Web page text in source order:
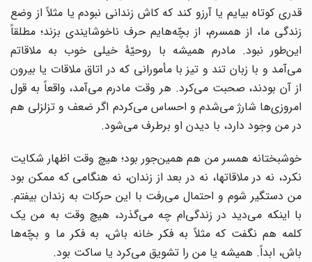
قدری کوتاه بیایم یا آرزو کند که کاش زندانی نبودم یا مثلاً از وضع
زندگی ما، از همسرم، از بچّه‌هایم حرف ناخوشایندی بزند؛ مطلقاً
این‌طور نبود. مادرم همیشه با روحیّۀ خیلی خوب به ملاقاتم
می‌آمد و با زبان تند و تیز با مأمورانی که در اتاق ملاقات یا بیرون
از آن بودند، صحبت می‌کرد. هر وقت مادرم می‌آمد، واقعاً به قول
امروزی‌ها شارژ می‌شدم و احساس می‌کردم اگر ضعف و تزلزلی هم
در من وجود دارد، با دیدن او برطرف می‌شود.
خوشبختانه همسر من هم همین‌جور بود؛ هیچ وقت اظهار شکایت
نکرد، نه در ملاقاتها، نه در بعد از زندان، نه هنگامی که ممکن بود
من دستگیر شوم و احتمال می‌رفت با این حرکات به زندان بیفتم.
با اینکه می‌دید در زندگی‌ام چه می‌گذرد، هیچ وقت به من یک
کلمه هم نگفت که مثلاً به فکر خانه باش، به فکر ما و بچّه‌ها
باش، ابداً. همیشه یا من را تشویق می‌کرد یا ساکت بود.